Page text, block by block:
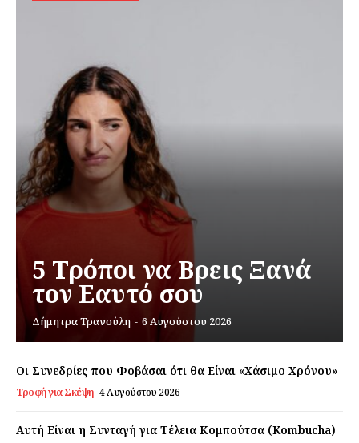
Daily Food
5 Τρόποι να Βρεις Ξανά
τον Εαυτό σου
Δήμητρα Τρανούλη - 6 Αυγούστου 2026
Οι Συνεδρίες που Φοβάσαι ότι θα Είναι «Χάσιμο Χρόνου»
Τροφή για Σκέψη 4 Αυγούστου 2026
Αυτή Είναι η Συνταγή για Τέλεια Κομπούτσα (Kombucha)